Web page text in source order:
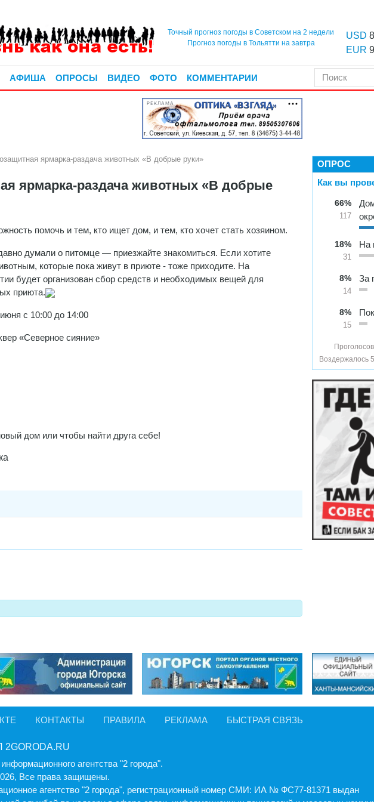
Точный прогноз погоды в Советском на 2 недели
Прогноз погоды в Тольятти на завтра
USD
EUR
АФИША ОПРОСЫ ВИДЕО ФОТО КОММЕНТАРИИ
РЕКЛАМА
ярмарка-раздача животных «В добрые руки»
ярмарка-раздача животных «В добрые
помочь и тем, кто ищет дом, и тем, кто хочет стать хозяином.
думали о питомце — приезжайте знакомиться. Если хотите
которые пока живут в приюте - тоже приходите. На
будет организован сбор средств и необходимых вещей для
приюта.
с 10:00 до 14:00
«Северное сияние»
дом или чтобы найти друга себе!
ОПРОС
Как вы
66%
117
18%
31
На
8%
14
За
8%
15
Воздержалось
КОНТАКТЫ ПРАВИЛА РЕКЛАМА БЫСТРАЯ СВЯЗЬ
агентства "2 города".
Все права защищены.
агентство "2 города", регистрационный номер СМИ: ИА № ФС77-81371 выдан